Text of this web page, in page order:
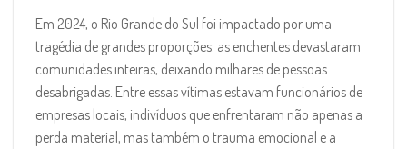
Em 2024, o Rio Grande do Sul foi impactado por uma
tragédia de grandes proporções: as enchentes devastaram
comunidades inteiras, deixando milhares de pessoas
desabrigadas. Entre essas vítimas estavam funcionários de
empresas locais, indivíduos que enfrentaram não apenas a
perda material, mas também o trauma emocional e a